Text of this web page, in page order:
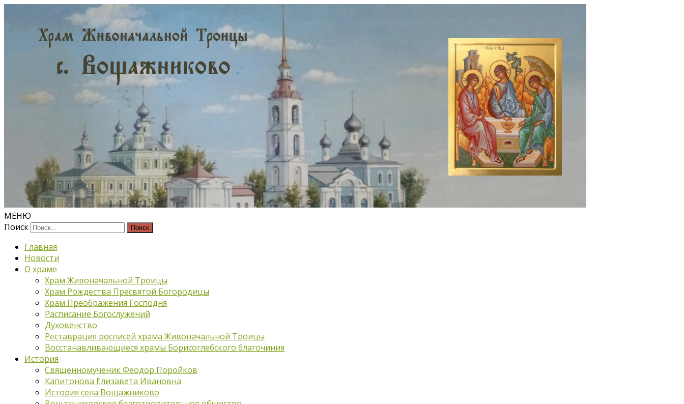
МЕНЮ
Поиск
Главная
Новости
О храме
Храм Живоначальной Троицы
Храм Рождества Пресвятой Богородицы
Храм Преображения Господня
Расписание Богослужений
Духовенство
Реставрация росписей храма Живоначальной Троицы
Восстанавливающиеся храмы Борисоглебского благочиния
История
Священномученик Феодор Поройков
Капитонова Елизавета Ивановна
История села Вощажниково